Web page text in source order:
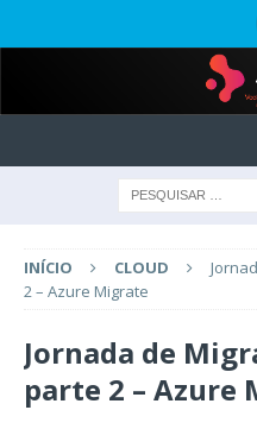
INÍCIO CLOUD
2 – Azure Migrate
Jornada de
parte 2 – Azure